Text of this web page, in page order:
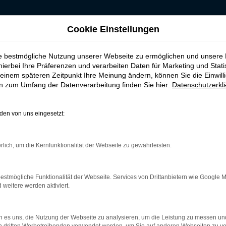
leasen,
ganz sicher das passende Fahrzeug für Sie. Der Vorteil
herausragende Ausstattung und eine enorme Effizienz
sowie als Gebraucht- oder Jahreswagen. Entsprechend
Sie gerne und stehen Ihnen für all Ihre Fragen Rede
Network Error
Cookie Einstellungen
bestmögliche Nutzung unserer Webseite zu ermöglichen und unsere
Ihre Präferenzen und verarbeiten Daten für Marketing und
späteren Zeitpunkt Ihre Meinung ändern, können Sie die
zum Umfang der Datenverarbeitung finden Sie hier:
von uns eingesetzt:
um die Kernfunktionalität der Webseite zu gewährleisten.
Funktionalität der Webseite. Services von Drittanbietern wie Google
weitere werden aktiviert.
es uns, die Nutzung der Webseite zu analysieren, um die Leistung zu messen